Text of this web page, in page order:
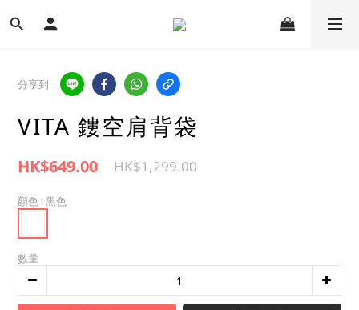
分享到
VITA 鏤空肩背袋
HK$649.00 HK$1,299.00
顏色 : 黑色
數量